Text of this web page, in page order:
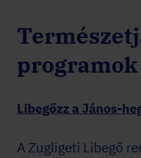
Libegőzz a János-
A Zugligeti Libegő